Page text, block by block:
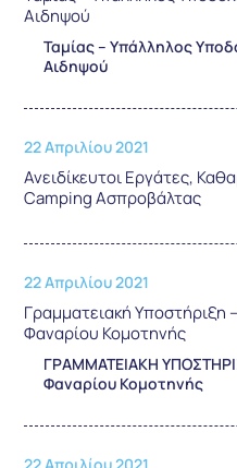
Αιδηψού
Ταμίας – Υπάλληλος
Αιδηψού
22 Απριλίου 2021
Ανειδίκευτοι Εργάτες,
Camping Ασπροβάλτας
22 Απριλίου 2021
Γραμματειακή
Φαναρίου Κομοτηνής
ΓΡΑΜΜΑΤΕΙΑΚΗ
Φαναρίου Κομοτηνής